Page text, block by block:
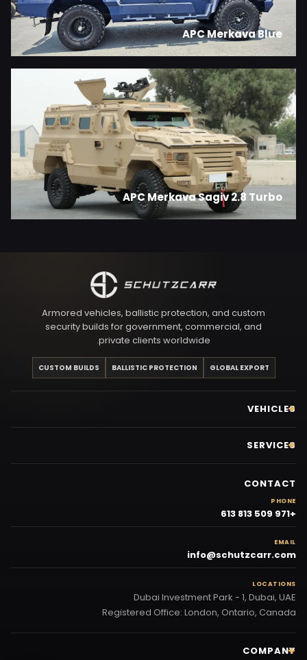
APC Merkava Blue
APC Merkava Sagiv 2.8 Turbo
Armored vehicles, ballistic protection, and custom
security builds for government, commercial, and
private clients worldwide.
GLOBAL EXPORT
BALLISTIC PROTECTION
CUSTOM BUILDS
VEHICLES
SERVICES
CONTACT
PHONE
+971 509 813 613
EMAIL
info@schutzcarr.com
LOCATIONS
Dubai Investment Park - 1, Dubai, UAE
Registered Office: London, Ontario, Canada
COMPANY